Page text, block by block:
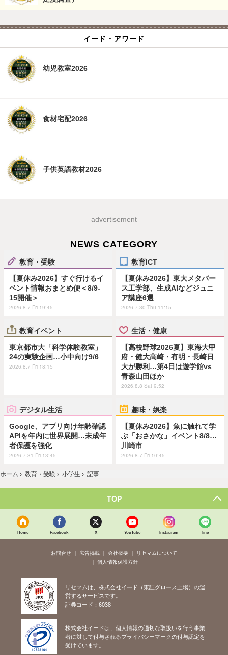
イード・アワード
幼児教室2026
食材宅配2026
子供英語教材2026
advertisement
NEWS CATEGORY
教育・受験
【夏休み2026】すぐ行けるイ
ベント情報おまとめ便＜8/9-
15開催＞
2026.8.7 Fri 19:45
教育ICT
【夏休み2026】東大メタバー
ス工学部、生成AIなどジュニ
ア講座6選
2026.7.30 Thu 11:15
教育イベント
東京都市大「科学体験教室」
24の実験企画…小中向け9/6
2026.8.7 Fri 18:15
生活・健康
【高校野球2026夏】東海大甲
府・健大高崎・有明・長崎日
大が勝利…第4日は遊学館vs
青森山田ほか
2026.8.8 Sat 9:52
デジタル生活
Google、アプリ向け年齢確認
APIを年内に世界展開…未成年
者保護を強化
2026.7.31 Fri 13:45
趣味・娯楽
【夏休み2026】魚に触れて学
ぶ「おさかな」イベント8/8…
川崎市
2026.8.7 Fri 10:45
ホーム › 教育・受験 › 小学生 › 記事
TOP
Home Facebook X YouTube Instagram line
お問合せ 広告掲載 会社概要
リセマムについて
個人情報保護方針
リセマムは、株式会社イード（東証グロース上場）の運
営するサービスです。
証券コード：6038
株式会社イードは、個人情報の適切な取扱いを行う事業
者に対して付与されるプライバシーマークの付与認定を
受けています。